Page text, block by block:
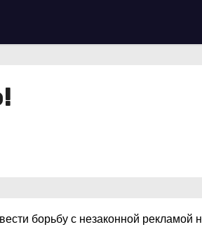
борьбу с незаконной рекламой